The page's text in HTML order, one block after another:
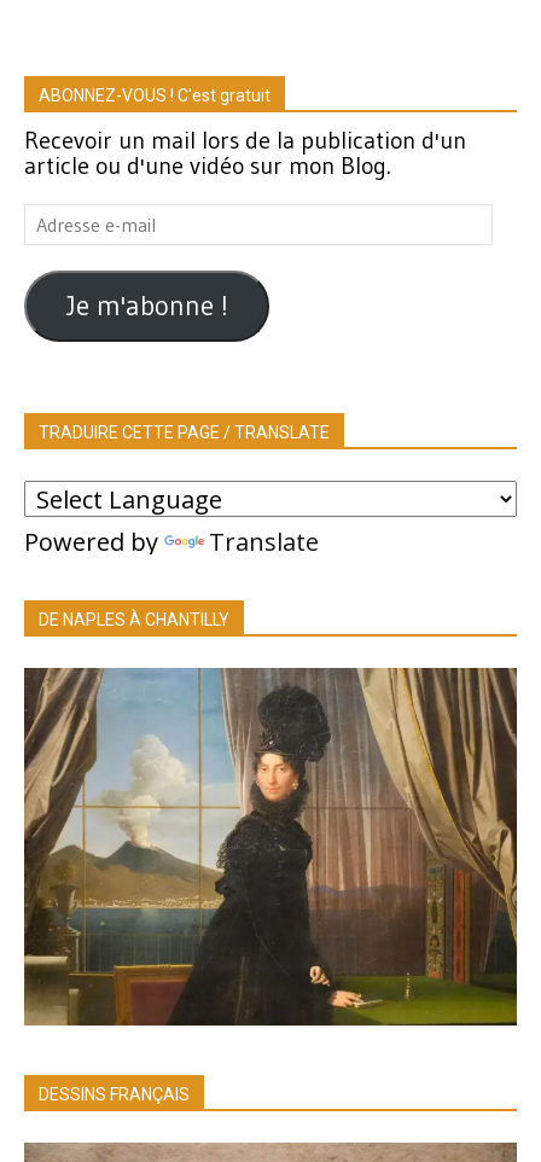
ABONNEZ-VOUS ! C'est gratuit
Recevoir un mail lors de la publication d'un
article ou d'une vidéo sur mon Blog.
Adresse
e-
mail
Je m'abonne !
TRADUIRE CETTE PAGE / TRANSLATE
Powered by Translate
DE NAPLES À CHANTILLY
DESSINS FRANÇAIS